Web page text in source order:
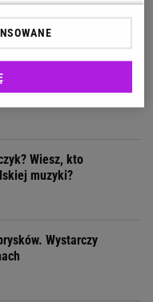
lat 90. W Sinsay za 5
fasony
Wiesz, kto
muzyki?
Wystarczy